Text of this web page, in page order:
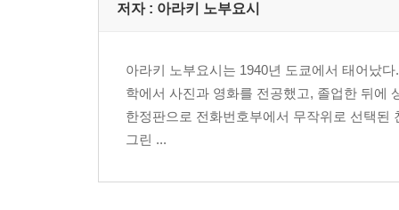
저자 : 아라키 노부요시
아라키 노부요시는 1940년 도쿄에서 태어났
학에서 사진과 영화를 전공했고, 졸업한 뒤에
한정판으로 전화번호부에서 무작위로 선택된
그린 ...